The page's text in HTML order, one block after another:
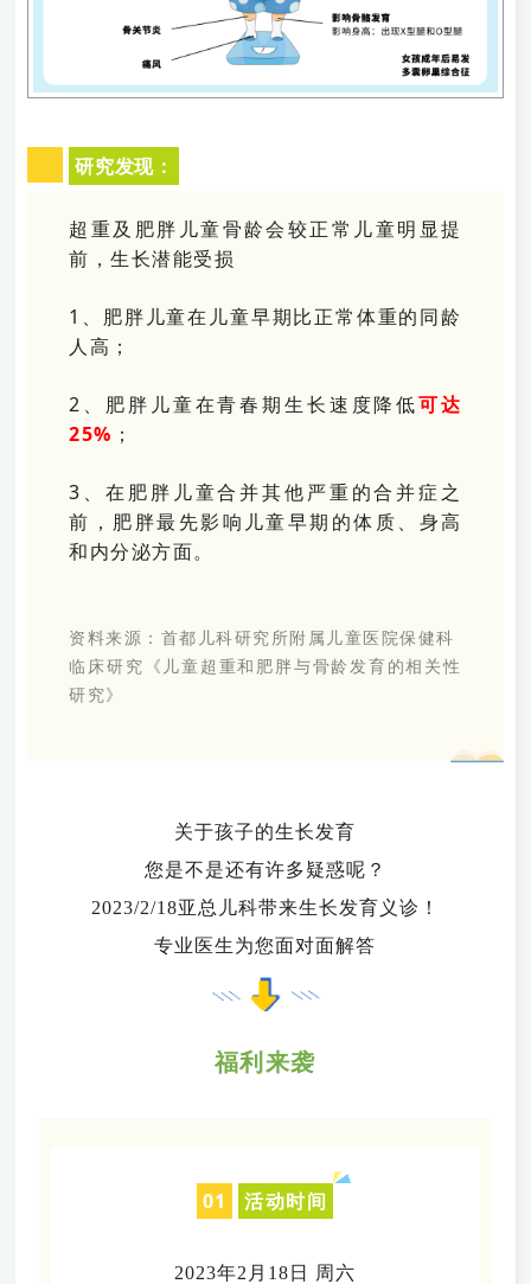
研究发现：
超重及肥胖儿童骨龄会较正常儿童明显提
前，生长潜能受损
1、肥胖儿童在儿童早期比正常体重的同龄
人高；
2、肥胖儿童在青春期生长速度降低可达
25% ；
3、在肥胖儿童合并其他严重的合并症之
前，肥胖最先影响儿童早期的体质、身高
和内分泌方面。
资料来源：首都儿科研究所附属儿童医院保健科
临床研究《儿童超重和肥胖与骨龄发育的相关性
研究》
关于孩子的生长发育
您是不是还有许多疑惑呢？
2023/2/18亚总儿科带来生长发育义诊！
专业医生为您面对面解答
福利来袭
01 活动时间
2023年2月18日 周六